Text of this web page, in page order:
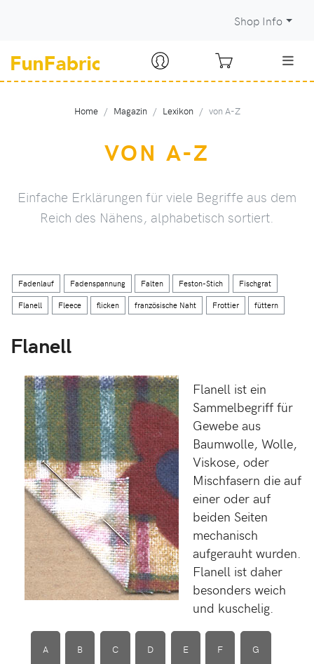
Shop Info
Home Magazin Lexikon von A-Z
VON A-Z
Einfache Erklärungen für viele Begriffe aus dem
Reich des Nähens, alphabetisch sortiert.
Fadenlauf Fadenspannung Falten Feston-Stich Fischgrat
Flanell Fleece flicken französische Naht Frottier füttern
Flanell
Flanell ist ein
Sammelbegriff für
Gewebe aus
Baumwolle, Wolle,
Viskose, oder
Mischfasern die auf
einer oder auf
beiden Seiten
mechanisch
aufgerauht wurden.
Flanell ist daher
besonders weich
und kuschelig.
A B C D E F G